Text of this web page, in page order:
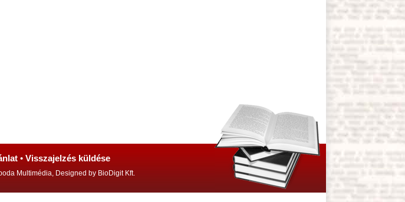
• Visszajelzés küldése
Multimédia, Designed by BioDigit Kft.